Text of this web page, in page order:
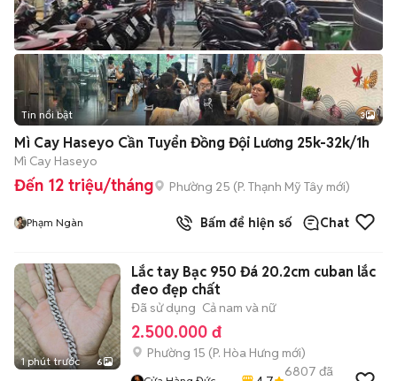
Tin nổi bật 3
Mì Cay Haseyo Cần Tuyển Đồng Đội Lương 25k-32k/1h
Mì Cay Haseyo
Đến 12 triệu/tháng Phường 25 (P. Thạnh Mỹ Tây mới)
Phạm Ngàn Bấm để hiện số Chat
1 phút trước 6
Lắc tay Bạc 950 Đá 20.2cm cuban lắc
đeo đẹp chất
Đã sử dụng Cả nam và nữ
2.500.000 đ
Phường 15 (P. Hòa Hưng mới)
6807 đã